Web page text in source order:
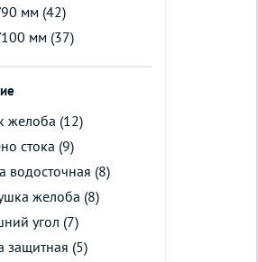
мм (42)
мм (37)
желоба (12)
стока (9)
водосточная (8)
желоба (8)
угол (7)
защитная (5)